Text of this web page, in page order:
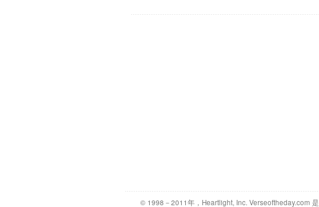
© 1998－2011年，Heartlight, Inc. Verseoftheday.com 是